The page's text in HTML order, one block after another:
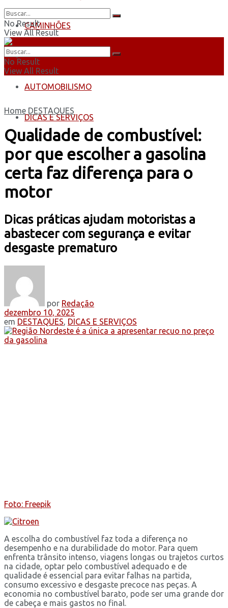
CAMINHÕES
ÔNIBUS
AUTOMOBILISMO
DICAS E SERVIÇOS
No Result
View All Result
No Result
View All Result
Home DESTAQUES
Qualidade de combustível:
por que escolher a gasolina
certa faz diferença para o
motor
Dicas práticas ajudam motoristas a
abastecer com segurança e evitar
desgaste prematuro
por Redação
dezembro 10, 2025
em DESTAQUES, DICAS E SERVIÇOS
Foto: Freepik
A escolha do combustível faz toda a diferença no
desempenho e na durabilidade do motor. Para quem
enfrenta trânsito intenso, viagens longas ou trajetos curtos
na cidade, optar pelo combustível adequado e de
qualidade é essencial para evitar falhas na partida,
consumo excessivo e desgaste precoce nas peças. A
economia no combustível barato, pode ser uma grande dor
de cabeça e mais gastos no final.